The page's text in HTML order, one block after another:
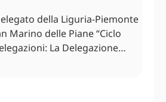
della Liguria-Piemonte
Marino delle Piane “Ciclo
La Delegazione…